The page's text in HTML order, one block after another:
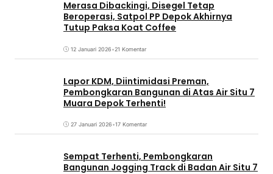
Merasa Dibackingi, Disegel Tetap
Beroperasi, Satpol PP Depok Akhirnya
Tutup Paksa Koat Coffee
12 Januari 2026•21 Komentar
Lapor KDM, Diintimidasi Preman,
Pembongkaran Bangunan di Atas Air Situ 7
Muara Depok Terhenti!
27 Januari 2026•17 Komentar
Sempat Terhenti, Pembongkaran
Bangunan Jogging Track di Badan Air Situ 7